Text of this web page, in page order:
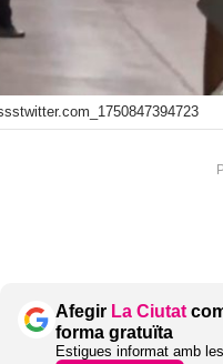
Afegir La Ciutat
forma gratuïta
Estigues informat amb